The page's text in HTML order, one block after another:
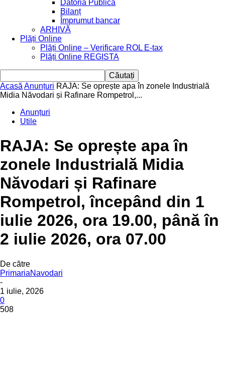
Datoria Publică
Bilanț
Împrumut bancar
ARHIVĂ
Plăți Online
Plăți Online – Verificare ROL E-tax
Plăți Online REGISTA
Acasă Anunțuri RAJA: Se oprește apa în zonele Industrială
Midia Năvodari și Rafinare Rompetrol,...
Anunțuri
Utile
RAJA: Se oprește apa în
zonele Industrială Midia
Năvodari și Rafinare
Rompetrol, începând din 1
iulie 2026, ora 19.00, până în
2 iulie 2026, ora 07.00
De către
PrimariaNavodari
-
1 iulie, 2026
0
508